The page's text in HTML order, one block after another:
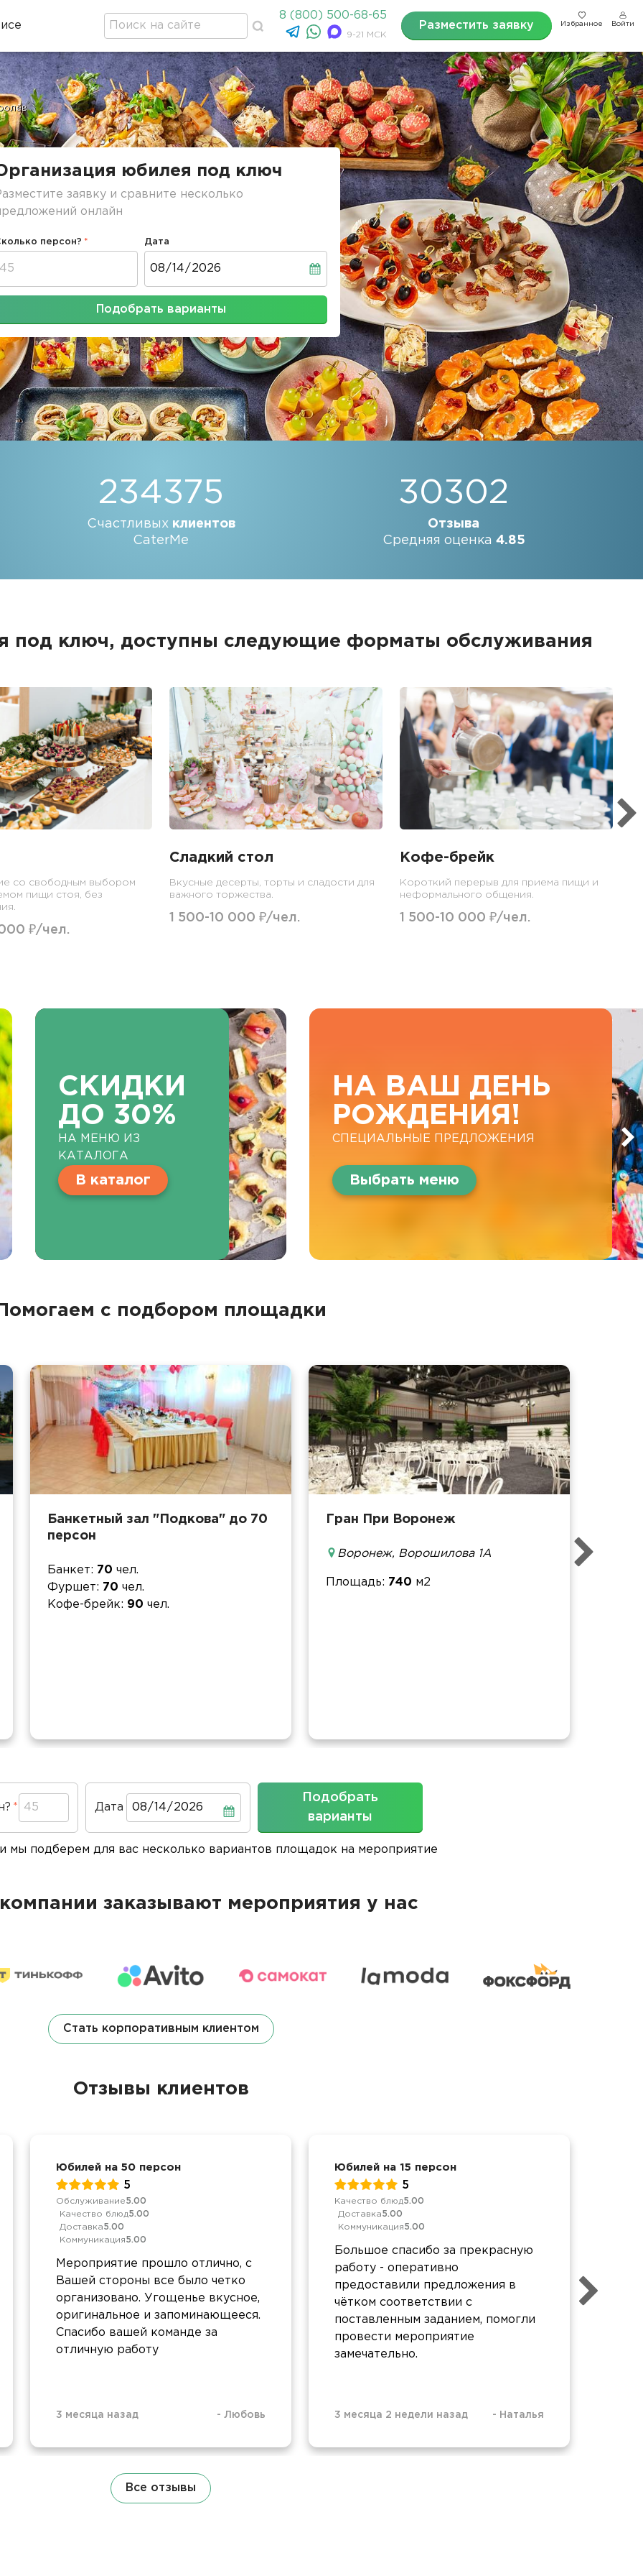
8 (800) 500-68-65
9-21 МСК
Разместить заявку Избранное Войти
юбилея под ключ
заявку и сравните несколько
онлайн
персон? Дата
Подобрать варианты
234375
Счастливых клиентов
CaterMe
30302
Отзыва
Средняя оценка 4.85
под ключ, доступны следующие форматы обслуживания
со свободным выбором
пищи стоя, без
₽/чел.
Сладкий стол
Вкусные десерты, торты и сладости для
важного торжества.
1 500-10 000 ₽/чел.
Кофе-брейк
Короткий перерыв для приема пищи и
неформального общения.
1 500-10 000 ₽/чел.
СКИДКИ
ДО 30%
НА МЕНЮ ИЗ
КАТАЛОГА
В каталог
НА ВАШ ДЕНЬ
РОЖДЕНИЯ!
СПЕЦИАЛЬНЫЕ ПРЕДЛОЖЕНИЯ
Выбрать меню
Помогаем с подбором площадки
Банкетный зал "Подкова" до 70
персон
Банкет 70 чел.
Фуршет
70 чел.
Кофе-брейк
90 чел.
Гран При Воронеж
Воронеж, Ворошилова 1А
Площадь 740 м2
Дата Дата
Подобрать
варианты
и мы подберем для вас несколько вариантов площадок на мероприятие
заказывают мероприятия у нас
Стать корпоративным клиентом
Отзывы клиентов
Юбилей на 50 персон
5
Обслуживание5.00
Качество блюд5.00
Доставка5.00
Коммуникация5.00
Мероприятие прошло отлично, с
Вашей стороны все было четко
организовано. Угощенье вкусное,
оригинальное и запоминающееся.
Спасибо вашей команде за
отличную работу
3 месяца назад - Любовь
Юбилей на 15 персон
5
Качество блюд5.00
Доставка5.00
Коммуникация5.00
Большое спасибо за прекрасную
работу - оперативно
предоставили предложения в
чётком соответствии с
поставленным заданием, помогли
провести мероприятие
замечательно.
3 месяца 2 недели назад - Наталья
Все отзывы